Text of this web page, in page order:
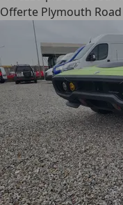
Offerte Plymouth